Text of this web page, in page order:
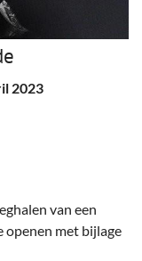
2023
van een
openen met bijlage